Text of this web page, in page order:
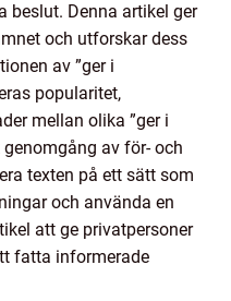
beslut. Denna artikel ger
och utforskar dess
av ”ger i
popularitet,
mellan olika ”ger i
av för- och
texten på ett sätt som
och använda en
att ge privatpersoner
fatta informerade